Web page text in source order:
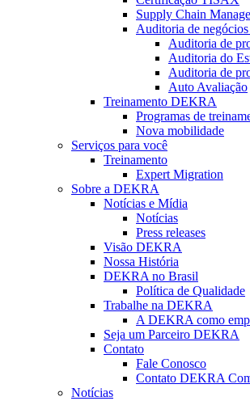
Supply Chain
Auditoria de
Auditoria de
Auditoria do
Auditoria de
Auto Avaliação
Treinamento DEKRA
Programas de
Nova mobilidade
Serviços para você
Treinamento
Expert Migration
Sobre a DEKRA
Notícias e Mídia
Notícias
Press releases
Visão DEKRA
Nossa História
DEKRA no Brasil
Política de Qualidade
Trabalhe na DEKRA
A DEKRA como
Seja um Parceiro DEKRA
Contato
Fale Conosco
Contato DEKRA
Notícias